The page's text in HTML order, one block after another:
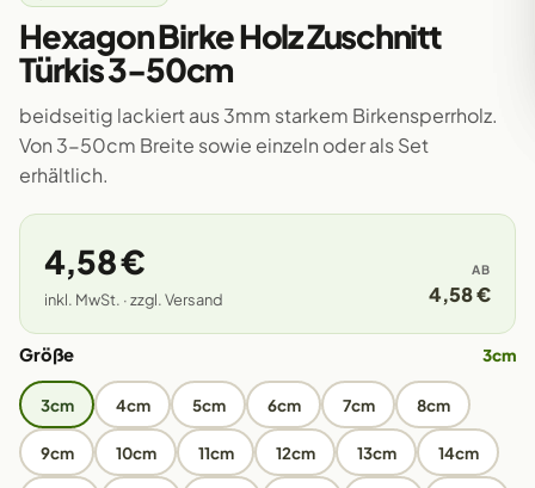
Hexagon Birke Holz Zuschnitt
Türkis 3-50cm
beidseitig lackiert aus 3mm starkem Birkensperrholz.
Von 3-50cm Breite sowie einzeln oder als Set
erhältlich.
4,58 €
inkl. MwSt. · zzgl. Versand
AB
4,58 €
Größe 3cm
3cm 4cm 5cm 6cm 7cm 8cm
9cm 10cm 11cm 12cm 13cm 14cm